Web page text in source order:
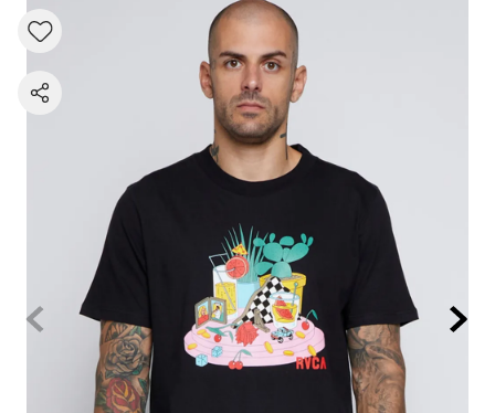
termos mais buscados
1º
2º
bermuda
rash guard
moletom
8
jaqueta
mochila
corta vento